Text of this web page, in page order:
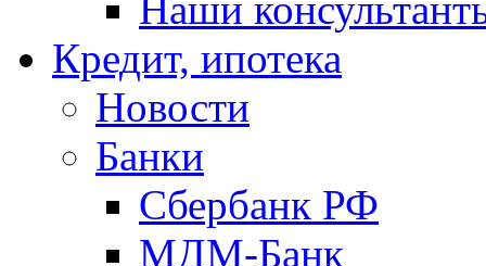
Кредит, ипотека
Новости
Банки
Сбербанк РФ
МДМ-Банк